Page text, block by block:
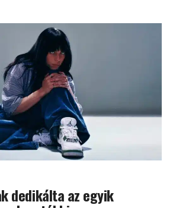
dedikálta az egyik